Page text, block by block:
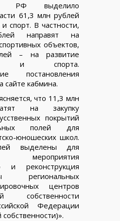
РФ выделило
61,3 млн рублей
спорт. В частности,
направят на
объектов,
– на развитие
и спорта.
постановления
сайте кабмина.
что 11,3 млн
на закупку
покрытий
полей для
юношеских школ.
выделены для
мероприятия
и реконструкция
региональных
центров
собственности
Федерации